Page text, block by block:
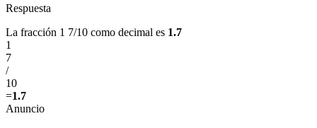
Respuesta
La fracción 1 7/10 como decimal es 1.7
1
7
/
10
=1.7